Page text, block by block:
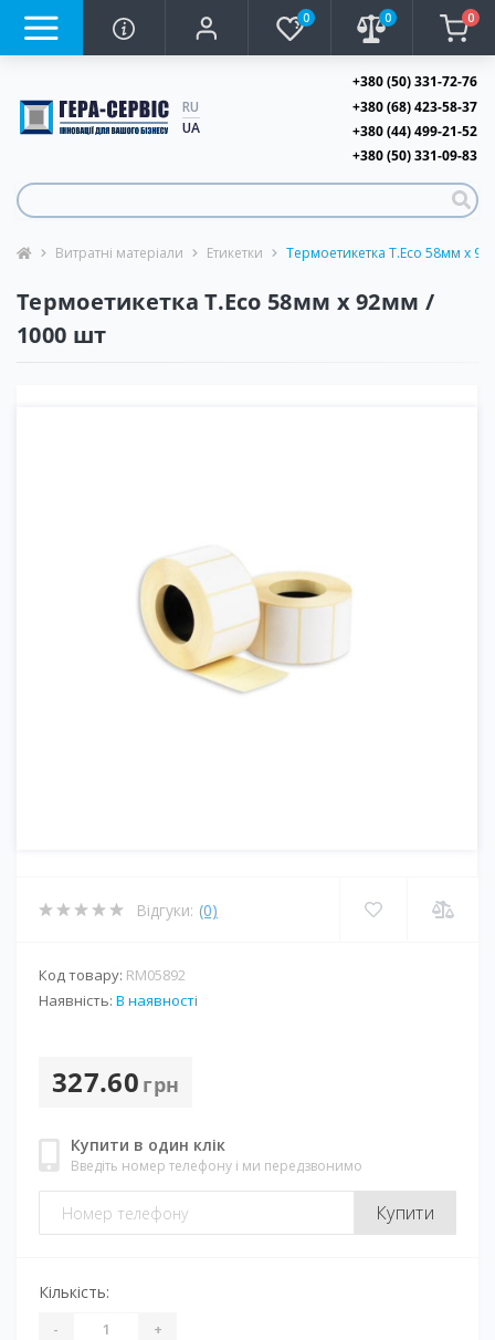
0 0 0
RU
UA
+380 (50) 331-72-76
+380 (68) 423-58-37
+380 (44) 499-21-52
+380 (50) 331-09-83
Витратні матеріали Етикетки Термоетикетка T.Eco 58мм х
Термоетикетка T.Eco 58мм х 92мм /
1000 шт
Відгуки: (0)
Код товару: RM05892
Наявність: В наявності
327.60 грн
Купити в один клік
Введіть номер телефону і ми передзвонимо
Купити
Кількість:
- +